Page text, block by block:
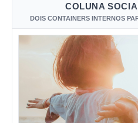
COLUNA
DOIS CONTAINERS INTERNOS